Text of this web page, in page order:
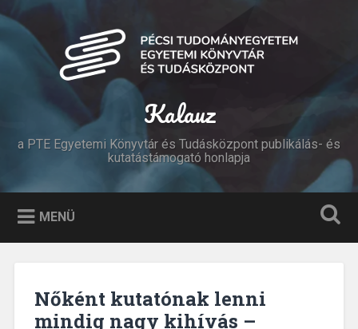
Tovább
tartalomhoz
Keresés
Kalauz
a PTE Egyetemi Könyvtár és Tudásközpont publikálás- és
kutatástámogató honlapja
MENÜ
Nőként kutatónak lenni
mindig nagy kihívás –